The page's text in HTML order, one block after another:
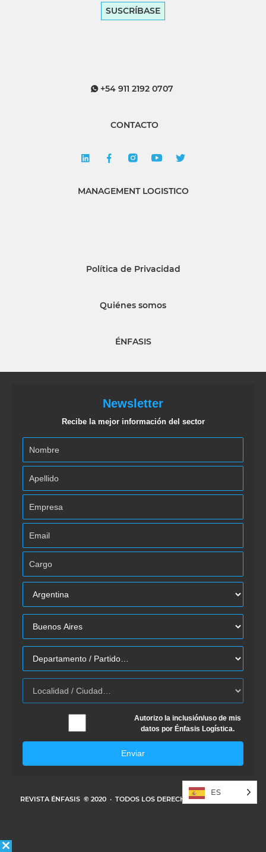
SUSCRÍBASE
+54 911 2192 0707
CONTACTO
MANAGEMENT LOGISTICO
Política de Privacidad
Quiénes somos
ÉNFASIS
Newsletter
Recibe la mejor información del sector
Autorizo la inclusión/uso de mis
datos por Énfasis Logística.
Enviar
REVISTA ÉNFASIS © 2020 · TODOS LOS DERECHOS RESERVADOS
ES